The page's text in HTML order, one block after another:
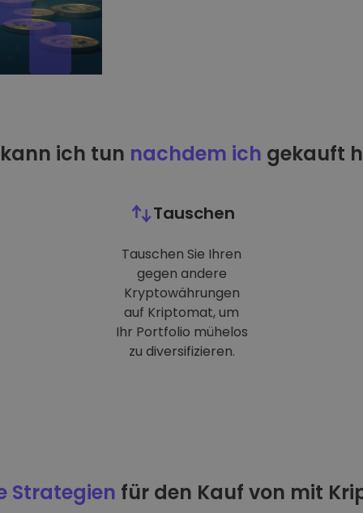
ich tun nachdem ich gekauft
Tauschen
Tauschen Sie Ihren
gegen andere
Kryptowährungen
auf Kriptomat, um
Ihr Portfolio mühelos
zu diversifizieren.
Strategien für den Kauf von mit